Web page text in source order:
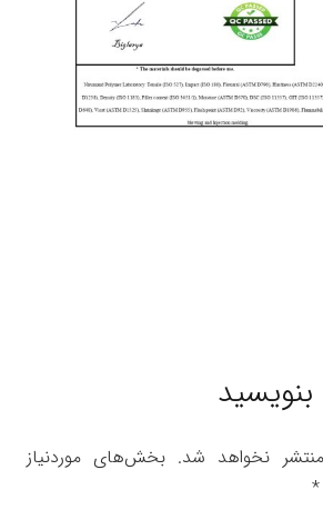
بنویسید
نخواهد شد. بخش‌های موردنیاز
*